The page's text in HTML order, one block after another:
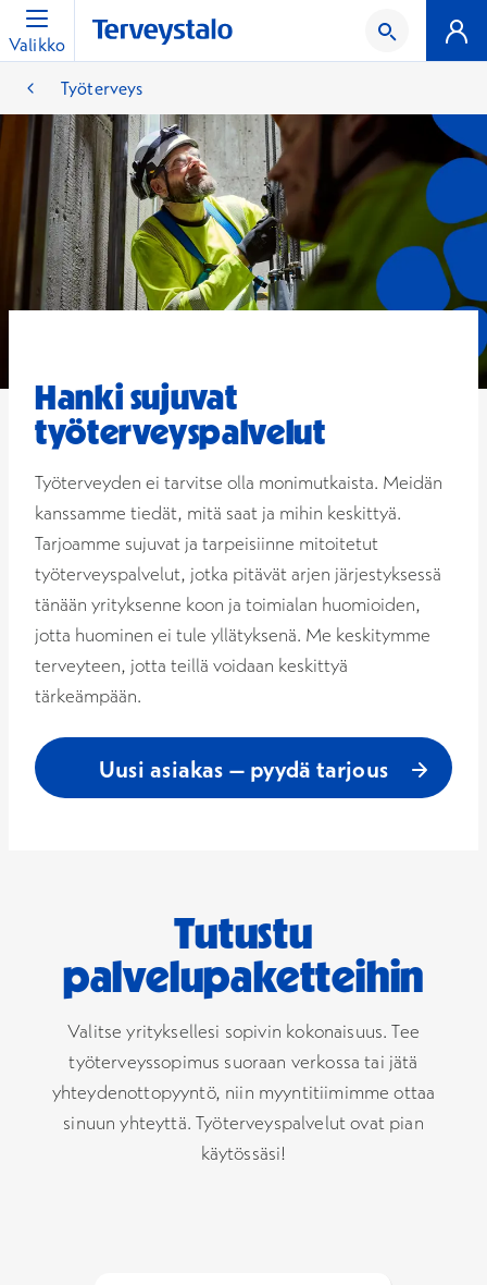
Valikko
Työterveys
Hanki sujuvat
työterveyspalvelut
Työterveyden ei tarvitse olla monimutkaista. Meidän
kanssamme tiedät, mitä saat ja mihin keskittyä.
Tarjoamme sujuvat ja tarpeisiinne mitoitetut
työterveyspalvelut, jotka pitävät arjen järjestyksessä
tänään yrityksenne koon ja toimialan huomioiden,
jotta huominen ei tule yllätyksenä. Me keskitymme
terveyteen, jotta teillä voidaan keskittyä
tärkeämpään.
Uusi asiakas – pyydä tarjous
Tutustu
palvelupaketteihin
Valitse yrityksellesi sopivin kokonaisuus. Tee
työterveyssopimus suoraan verkossa tai jätä
yhteydenottopyyntö, niin myyntitiimimme ottaa
sinuun yhteyttä. Työterveyspalvelut ovat pian
käytössäsi!